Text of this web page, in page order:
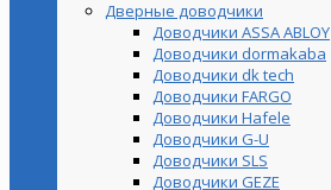
Дверные доводчики
Доводчики ASSA ABLOY
Доводчики dormakaba
Доводчики dk tech
Доводчики FARGO
Доводчики Hafele
Доводчики G-U
Доводчики SLS
Доводчики GEZE